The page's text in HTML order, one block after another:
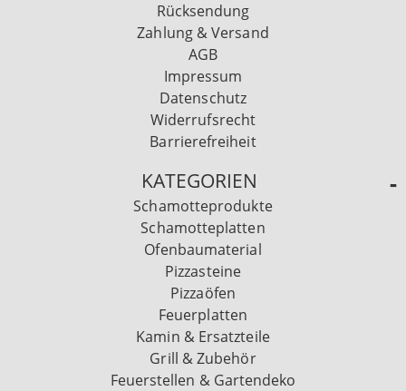
Rücksendung
Zahlung & Versand
AGB
Impressum
Datenschutz
Widerrufsrecht
Barrierefreiheit
KATEGORIEN
Schamotteprodukte
Schamotteplatten
Ofenbaumaterial
Pizzasteine
Pizzaöfen
Feuerplatten
Kamin & Ersatzteile
Grill & Zubehör
Feuerstellen & Gartendeko